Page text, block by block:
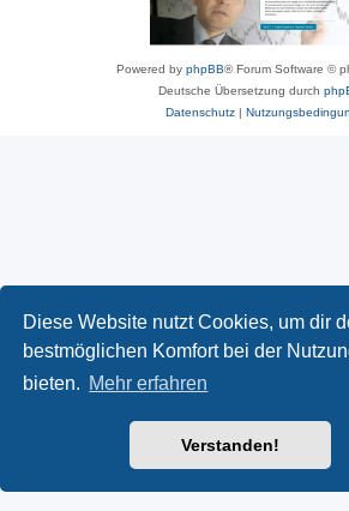
Diese Website nutzt Cookies, um dir
bestmöglichen Komfort bei der
bieten. Mehr erfahren
Verstanden!
Powered by phpBB® Forum Software ©
Deutsche Übersetzung durch
Datenschutz|